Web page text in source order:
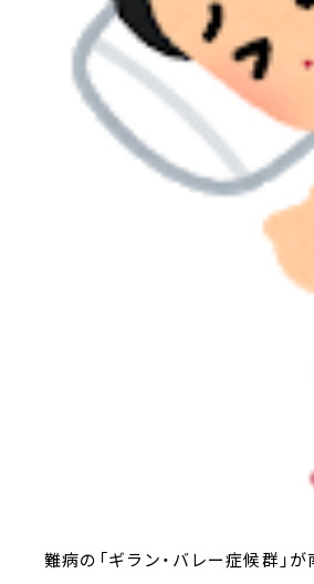
難病の「ギラン・バレー症候群」